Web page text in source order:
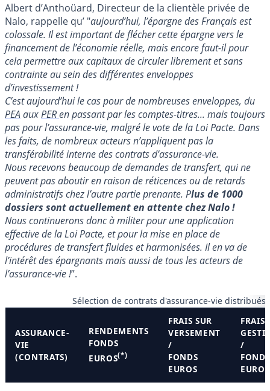
Albert d’Anthoüard, Directeur de la clientèle privée de
Nalo, rappelle qu’ "aujourd’hui, l’épargne des Français est
colossale. Il est important de flécher cette épargne vers le
financement de l’économie réelle, mais encore faut-il pour
cela permettre aux capitaux de circuler librement et sans
contrainte au sein des différentes enveloppes
d’investissement !
C’est aujourd’hui le cas pour de nombreuses enveloppes, du
PEA auxPERen passant par les comptes-titres... mais toujours
pas pour l’assurance-vie, malgré le vote de la Loi Pacte. Dans
les faits, de nombreux acteurs n’appliquent pas la
transférabilité interne des contrats d’assurance-vie.
Nous recevons beaucoup de demandes de transfert, qui ne
peuvent pas aboutir en raison de réticences ou de retards
administratifs chez l’autre partie prenante. Plus de 1000
dossiers sont actuellement en attente chez Nalo !
Nous continuerons donc à militer pour une application
effective de la Loi Pacte, et pour la mise en place de
procédures de transfert fluides et harmonisées. Il en va de
l’intérêt des épargnants mais aussi de tous les acteurs de
l’assurance-vie !”.
Sélection de contrats d'assurance-vie
ASSURANCE-
VIE
(CONTRATS)
RENDEMENTS
FONDS
EUROS(*)
FRAIS SUR
VERSEMENT
/
FONDS
EUROS
FRAIS
/
FONDS
EUROS